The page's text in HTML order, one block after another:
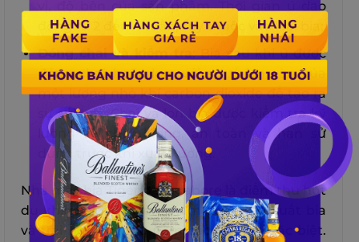
vị, độ bền của sản phẩm. Thời gian ủ dao
động từ 2 đến 4 tuần, tùy thuộc vào loại bia;
Đóng chai và kiểm tra: Bia sau khi ủ được
đóng chai hoặc lon, với sự thêm vào của
một lượng nhỏ khí carbon dioxide để tạo ra
sự sủi bọt. Chai và lon bia được kiểm tra kỹ
lưỡng về chất lượng, an toàn và hạn sử
dụng trước khi xuất xưởng.
Nhà máy bia Tiger ở Singapore là điểm thu hút
du khách với chuyến tham quan sản xuất bia
và trải nghiệm thử nếm các loại bia đặc biệt.